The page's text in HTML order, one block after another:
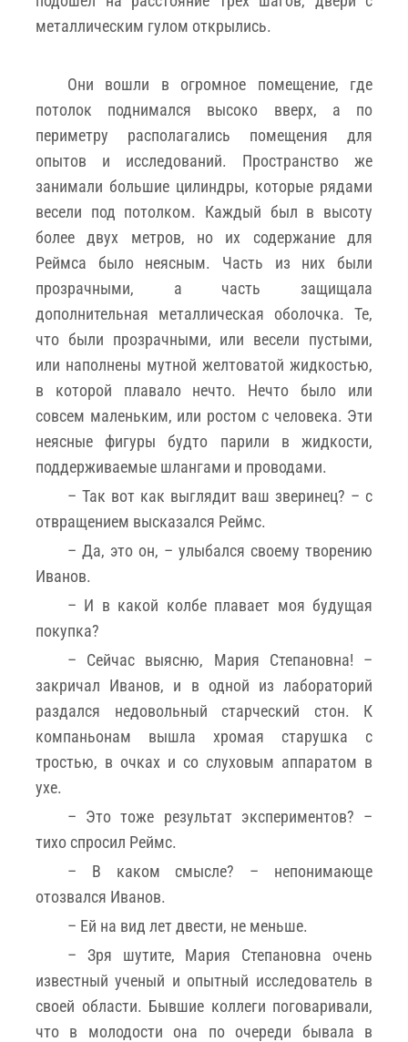
металлическим гулом открылись.
Они вошли в огромное помещение, где
потолок поднимался высоко вверх, а по
периметру располагались помещения для
опытов и исследований. Пространство же
занимали большие цилиндры, которые рядами
весели под потолком. Каждый был в высоту
более двух метров, но их содержание для
Реймса было неясным. Часть из них были
прозрачными, а часть защищала
дополнительная металлическая оболочка. Те,
что были прозрачными, или весели пустыми,
или наполнены мутной желтоватой жидкостью,
в которой плавало нечто. Нечто было или
совсем маленьким, или ростом с человека. Эти
неясные фигуры будто парили в жидкости,
поддерживаемые шлангами и проводами.
– Так вот как выглядит ваш зверинец? – с
отвращением высказался Реймс.
– Да, это он, – улыбался своему творению
Иванов.
– И в какой колбе плавает моя будущая
покупка?
– Сейчас выясню, Мария Степановна! –
закричал Иванов, и в одной из лабораторий
раздался недовольный старческий стон. К
компаньонам вышла хромая старушка с
тростью, в очках и со слуховым аппаратом в
ухе.
– Это тоже результат экспериментов? –
тихо спросил Реймс.
– В каком смысле? – непонимающе
отозвался Иванов.
– Ей на вид лет двести, не меньше.
– Зря шутите, Мария Степановна очень
известный ученый и опытный исследователь в
своей области. Бывшие коллеги поговаривали,
что в молодости она по очереди бывала в